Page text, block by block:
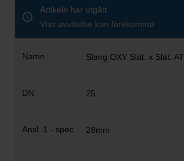
Artikeln har utgått
Viss avvikelse kan förekomma
Slang OXY Slät. x Slät. AT
25
28mm